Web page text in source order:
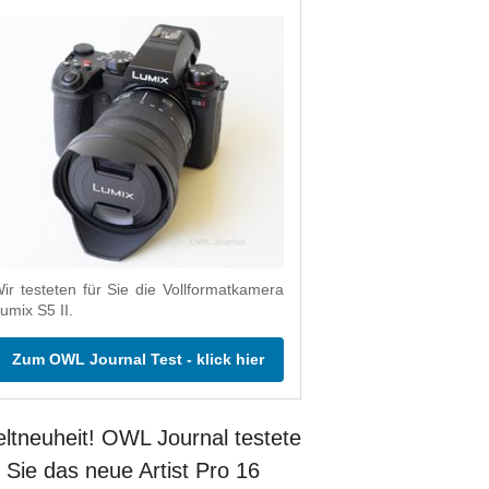
testeten für Sie die Vollformatkamera
S5 II.
Zum OWL Journal Test - klick hier
OWL Journal testete
Sie das neue Artist Pro 16